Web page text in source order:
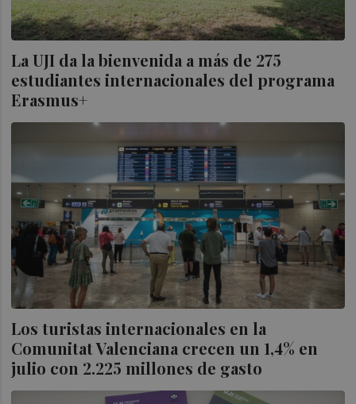
La UJI da la bienvenida a más de 275
estudiantes internacionales del programa
Erasmus+
Los turistas internacionales en la
Comunitat Valenciana crecen un 1,4% en
julio con 2.225 millones de gasto